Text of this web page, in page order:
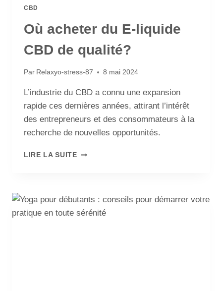
CBD
Où acheter du E-liquide
CBD de qualité?
Par Relaxyo-stress-87 8 mai 2024
L’industrie du CBD a connu une expansion
rapide ces dernières années, attirant l’intérêt
des entrepreneurs et des consommateurs à la
recherche de nouvelles opportunités.
LIRE LA SUITE